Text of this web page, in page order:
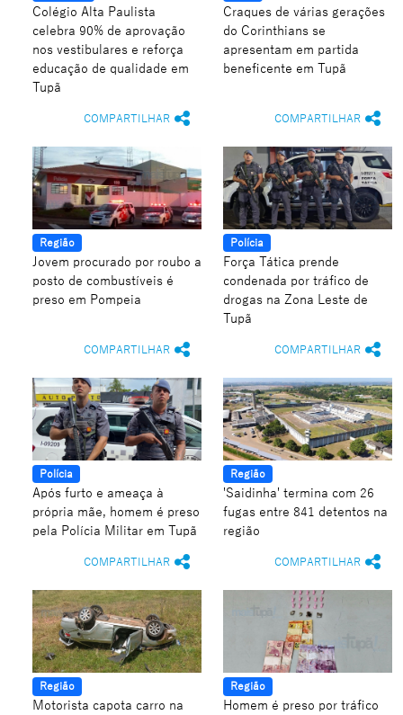
Colégio Alta Paulista
celebra 90% de aprovação
nos vestibulares e reforça
educação de qualidade em
Tupã
COMPARTILHAR
Craques de várias gerações
do Corinthians se
apresentam em partida
beneficente em Tupã
COMPARTILHAR
Região
Jovem procurado por roubo a
posto de combustíveis é
preso em Pompeia
COMPARTILHAR
Polícia
Força Tática prende
condenada por tráfico de
drogas na Zona Leste de
Tupã
COMPARTILHAR
Polícia
Após furto e ameaça à
própria mãe, homem é preso
pela Polícia Militar em Tupã
COMPARTILHAR
Região
'Saidinha' termina com 26
fugas entre 841 detentos na
região
COMPARTILHAR
Região
Motorista capota carro na
Região
Homem é preso por tráfico